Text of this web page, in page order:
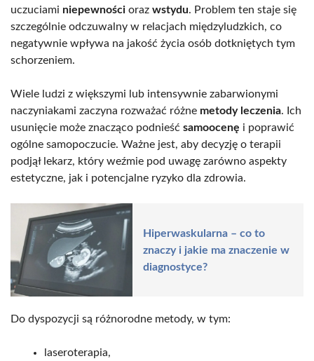
uczuciami niepewności oraz wstydu. Problem ten staje się
szczególnie odczuwalny w relacjach międzyludzkich, co
negatywnie wpływa na jakość życia osób dotkniętych tym
schorzeniem.
Wiele ludzi z większymi lub intensywnie zabarwionymi
naczyniakami zaczyna rozważać różne metody leczenia. Ich
usunięcie może znacząco podnieść samoocenę i poprawić
ogólne samopoczucie. Ważne jest, aby decyzję o terapii
podjął lekarz, który weźmie pod uwagę zarówno aspekty
estetyczne, jak i potencjalne ryzyko dla zdrowia.
Hiperwaskularna – co to
znaczy i jakie ma znaczenie w
diagnostyce?
Do dyspozycji są różnorodne metody, w tym:
laseroterapia,